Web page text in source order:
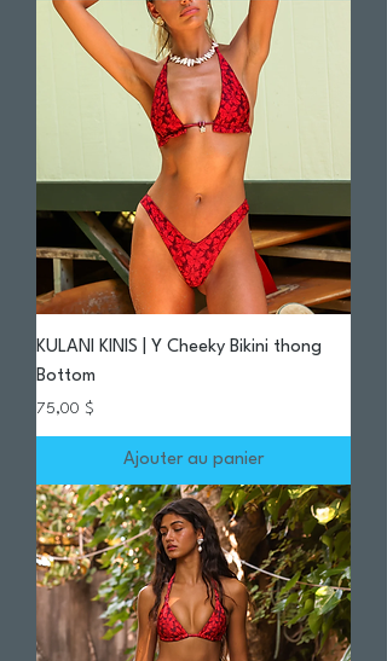
KULANI KINIS | Y Cheeky Bikini thong
Bottom
Prix
75,00 $
Ajouter au panier